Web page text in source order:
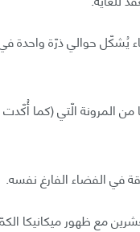
يُشكّل حوالي ذرّة واحدة
المرونة الّتي (كما
في الفضاء الفارغ نفسه.
مع ظهور ميكانيكا